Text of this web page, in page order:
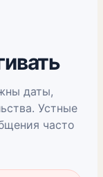
даты,
Устные
часто